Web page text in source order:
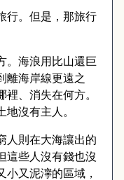
行。但是，那旅行
。海浪用比山還巨
離海岸線更遠之
、消失在何方。
沒有主人。
人則在大海讓出的
這些人沒有錢也沒
又泥濘的區域，